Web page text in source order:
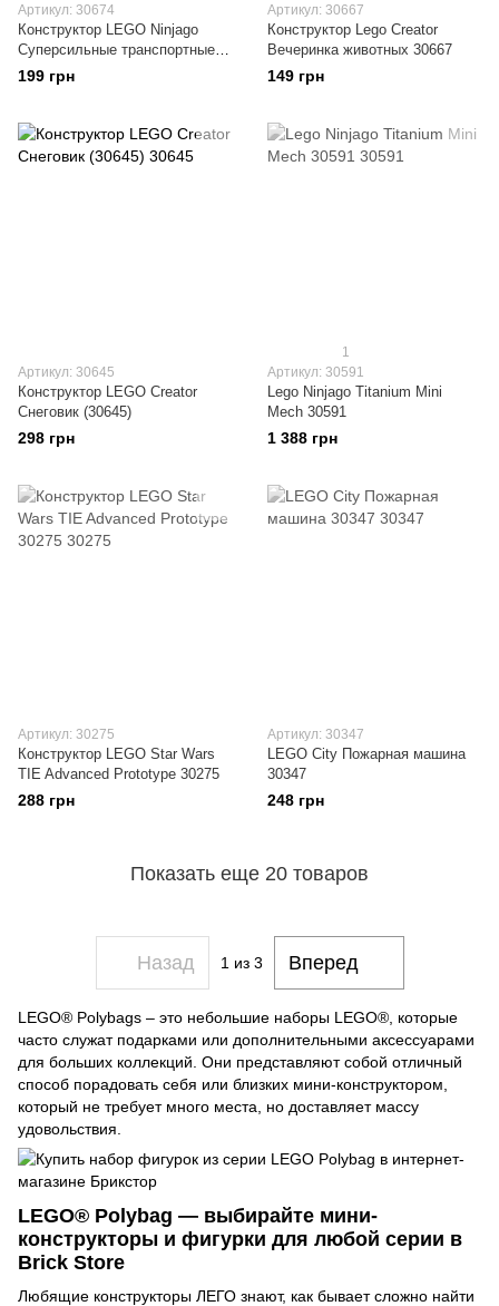
Артикул: 30674
Конструктор LEGO Ninjago
Суперсильные транспортные
средства дракона Зейна 30674
199 грн
Артикул: 30667
Конструктор Lego Creator
Вечеринка животных 30667
149 грн
Артикул: 30645
Конструктор LEGO Creator
Снеговик (30645)
298 грн
1
Артикул: 30591
Lego Ninjago Titanium Mini
Mech 30591
1 388 грн
Артикул: 30275
Конструктор LEGO Star Wars
TIE Advanced Prototype 30275
288 грн
Артикул: 30347
LEGO City Пожарная машина
30347
248 грн
Показать еще 20 товаров
Назад 1 из 3 Вперед
LEGO® Polybags – это небольшие наборы LEGO®, которые
часто служат подарками или дополнительными аксессуарами
для больших коллекций. Они представляют собой отличный
способ порадовать себя или близких мини-конструктором,
который не требует много места, но доставляет массу
удовольствия.
LEGO® Polybag — выбирайте мини-
конструкторы и фигурки для любой серии в
Brick Store
Любящие конструкторы ЛЕГО знают, как бывает сложно найти